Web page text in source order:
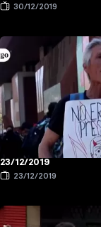
30/12/2019
23/12/2019
23/12/2019